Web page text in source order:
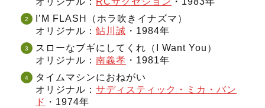
I’M FLASH（ホラ吹きイナズマ）
オリジナル： 鮎川誠 ・1984年
スローなブギにしてくれ（I Want You）
オリジナル： 南義孝 ・1981年
タイムマシンにおねがい
オリジナル： サディスティック・ミカ・バン
ド ・1974年